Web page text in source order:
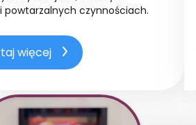
powtarzalnych czynnościach.
więcej